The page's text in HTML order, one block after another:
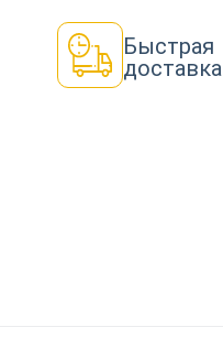
Быстрая
доставка